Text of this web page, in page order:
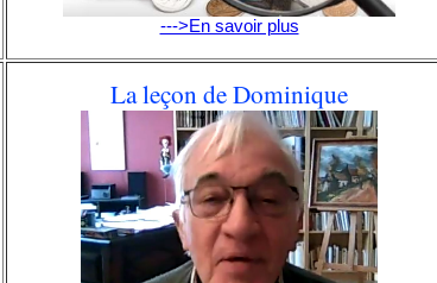
--->En savoir plus
La leçon de Dominique